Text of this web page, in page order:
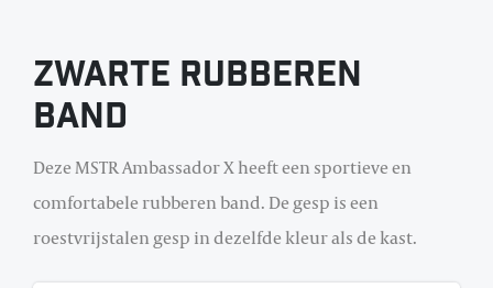
Zwarte Rubberen
Band
Deze MSTR Ambassador X heeft een sportieve en
comfortabele rubberen band. De gesp is een
roestvrijstalen gesp in dezelfde kleur als de kast.